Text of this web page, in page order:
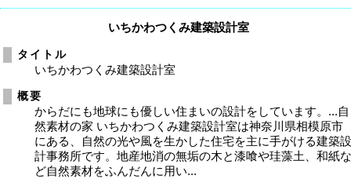
いちかわつくみ建築設計室
タイトル
いちかわつくみ建築設計室
概要
からだにも地球にも優しい住まいの設計をしています。...自
然素材の家 いちかわつくみ建築設計室は神奈川県相模原市
にある、自然の光や風を生かした住宅を主に手がける建築
計事務所です。地産地消の無垢の木と漆喰や珪藻土、和紙
ど自然素材をふんだんに用い...